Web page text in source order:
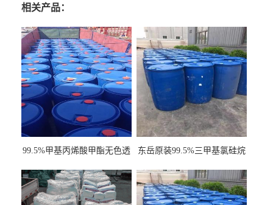
相关产品：
99.5%甲基丙烯酸甲酯无色透
东岳原装99.5%三甲基氯硅烷